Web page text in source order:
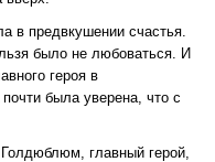
в предвкушении счастья.
было не любоваться. И
героя в
была уверена, что с
главный герой,